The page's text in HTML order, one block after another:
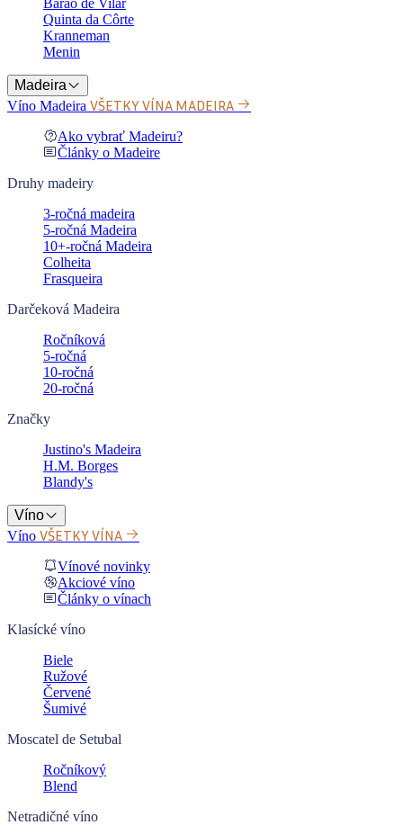
Barão de Vilar
Quinta da Côrte
Kranneman
Menin
Madeira
Víno Madeira VŠETKY VÍNA MADEIRA
Ako vybrať Madeiru?
Články o Madeire
Druhy madeiry
3-ročná madeira
5-ročná Madeira
10+-ročná Madeira
Colheita
Frasqueira
Darčeková Madeira
Ročníková
5-ročná
10-ročná
20-ročná
Značky
Justino's Madeira
H.M. Borges
Blandy's
Víno
Víno VŠETKY VÍNA
Vínové novinky
Akciové víno
Články o vínach
Klasícké víno
Biele
Ružové
Červené
Šumivé
Moscatel de Setubal
Ročníkový
Blend
Netradičné víno